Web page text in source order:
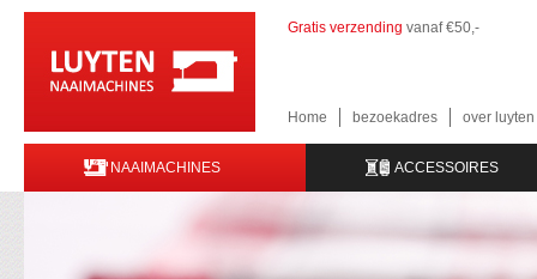
Gratis verzending vanaf €50,-
Home bezoekadres over
NAAIMACHINES ACCESSOIRES